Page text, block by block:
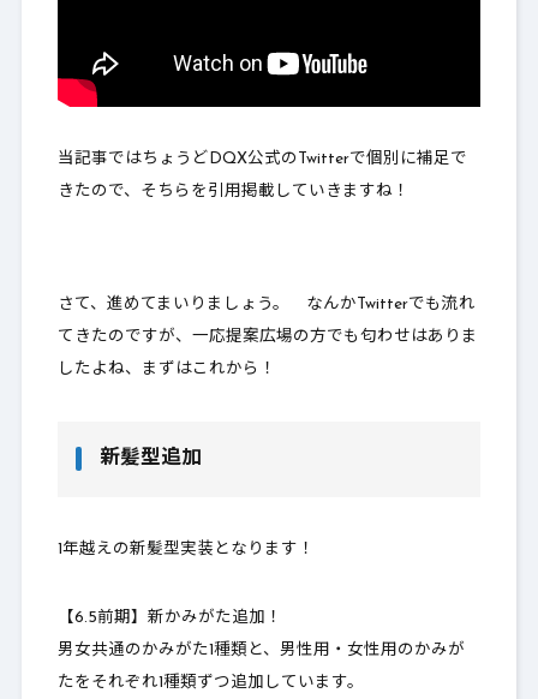
当記事ではちょうどDQX公式のTwitterで個別に補足で
きたので、そちらを引用掲載していきますね！
さて、進めてまいりましょう。 なんかTwitterでも流れ
てきたのですが、一応提案広場の方でも匂わせはありま
したよね、まずはこれから！
新髪型追加
1年越えの新髪型実装となります！
【6.5前期】新かみがた追加！
男女共通のかみがた1種類と、男性用・女性用のかみが
たをそれぞれ1種類ずつ追加しています。